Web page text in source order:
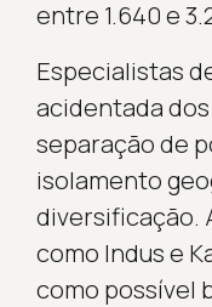
entre 1.640 e
Especialistas
acidentada
separação de
isolamento
diversificação.
como Indus e
como possível